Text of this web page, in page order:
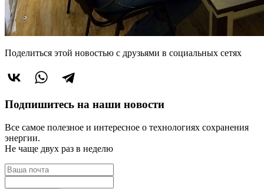
Поделиться этой новостью с друзьями в социальных сетях
Подпишитесь на наши новости
Все самое полезное и интересное о технологиях сохранения
энергии.
Не чаще двух раз в неделю